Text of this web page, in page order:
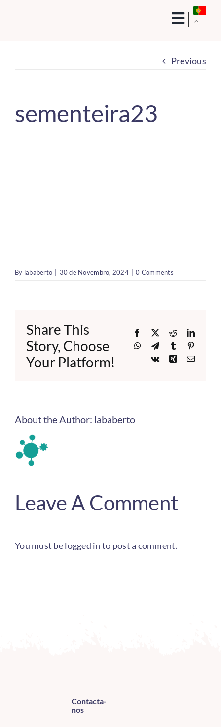
Previous
sementeira23
By lababerto 30 de Novembro, 2024 0 Comments
Share This
Story, Choose
Your Platform!
Facebook
X Reddit
WhatsApp
TelegramTumblr
Vk
XingEmail
About the Author: lababerto
Leave A Comment
You must belogged in to post a comment.
Contacta-
nos